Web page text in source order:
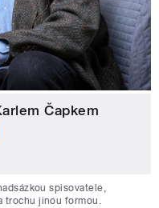
Čapkem
spisovatele,
trochu jinou formou.